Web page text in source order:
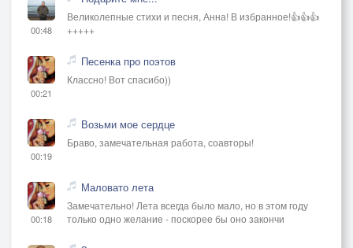
00:48
Великолепные стихи и песня, Анна! В избранное!👍👍👍
+++++
00:21
Песенка про поэтов
Классно! Вот спасибо))
00:19
Возьми мое сердце
Браво, замечательная работа, соавторы!
00:18
Маловато лета
Замечательно! Лета всегда было мало, но в этом году
только одно желание - поскорее бы оно закончи